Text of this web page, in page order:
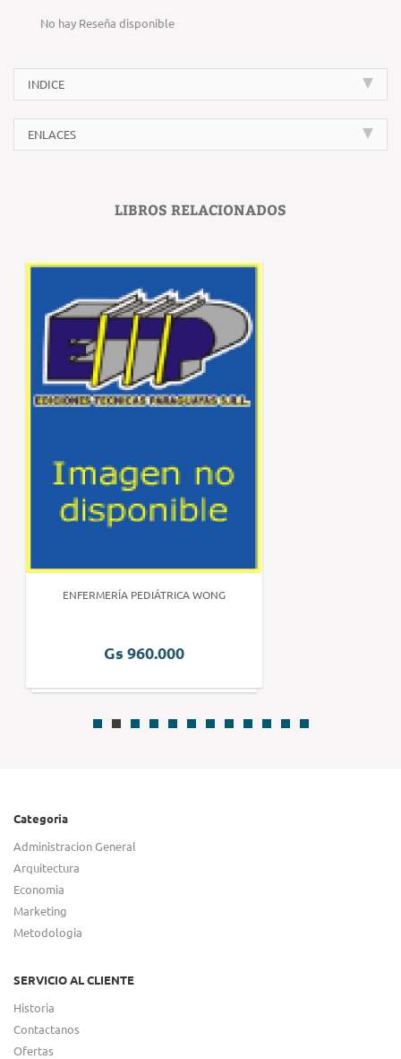
No hay Reseña disponible
INDICE
ENLACES
LIBROS RELACIONADOS
ENFERMERÍA PEDIÁTRICA WONG
Gs 960.000
Categoria
Administracion General
Arquitectura
Economia
Marketing
Metodologia
SERVICIO AL CLIENTE
Historia
Contactanos
Ofertas